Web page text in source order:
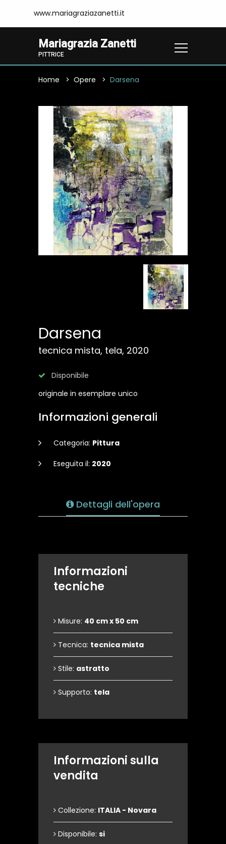
www.mariagraziazanetti.it
Mariagrazia Zanetti
PITTRICE
Home Opere Darsena
Darsena
tecnica mista, tela, 2020
Disponibile
originale in esemplare unico
Informazioni generali
Categoria: Pittura
Eseguita il: 2020
Dettagli dell'opera
Informazioni
tecniche
Misure: 40 cm x 50 cm
Tecnica: tecnica mista
Stile: astratto
Supporto: tela
Informazioni sulla
vendita
Collezione: ITALIA - Novara
Disponibile: si